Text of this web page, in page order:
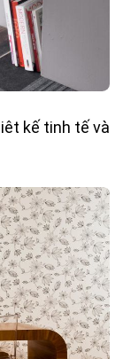
kế tinh tế và